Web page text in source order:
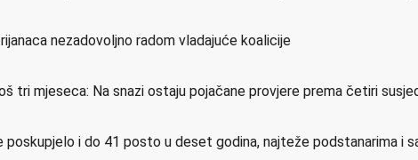
nezadovoljno radom vladajuće koalicije
tri mjeseca: Na snazi ostaju pojačane provjere prema četiri
poskupjelo i do 41 posto u deset godina, najteže podstanarima i